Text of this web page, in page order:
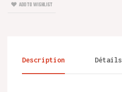
ADD TO WISHLIST
Description